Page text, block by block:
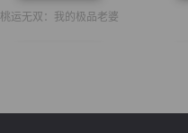
桃运无双：我的极品老婆